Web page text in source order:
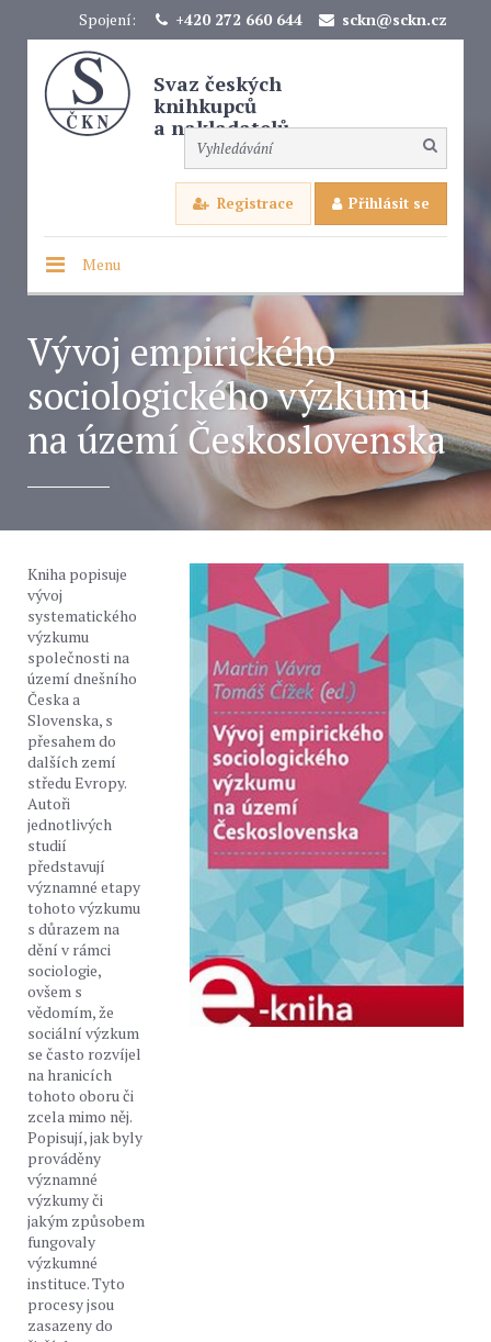
Spojení: +420 272 660 644 sckn@sckn.cz
Svaz českých
knihkupců
a nakladatelů
Registrace Přihlásit se
Menu
Vývoj empirického
sociologického výzkumu
na území Československa
Kniha popisuje
vývoj
systematického
výzkumu
společnosti na
území dnešního
Česka a
Slovenska, s
přesahem do
dalších zemí
středu Evropy.
Autoři
jednotlivých
studií
představují
významné etapy
tohoto výzkumu
s důrazem na
dění v rámci
sociologie,
ovšem s
vědomím, že
sociální výzkum
se často rozvíjel
na hranicích
tohoto oboru či
zcela mimo něj.
Popisují, jak byly
prováděny
významné
výzkumy či
jakým způsobem
fungovaly
výzkumné
instituce. Tyto
procesy jsou
zasazeny do